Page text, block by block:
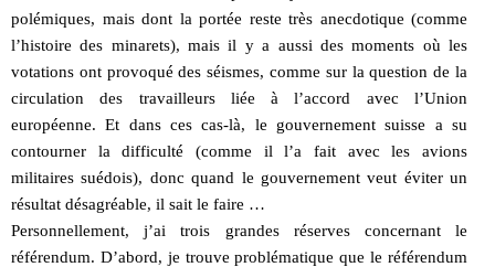
polémiques, mais dont la portée reste très anecdotique (comme
l’histoire des minarets), mais il y a aussi des moments où les
votations ont provoqué des séismes, comme sur la question de la
circulation des travailleurs liée à l’accord avec l’Union
européenne. Et dans ces cas-là, le gouvernement suisse a su
contourner la difficulté (comme il l’a fait avec les avions
militaires suédois), donc quand le gouvernement veut éviter un
résultat désagréable, il sait le faire …
Personnellement, j’ai trois grandes réserves concernant le
référendum. D’abord, je trouve problématique que le référendum